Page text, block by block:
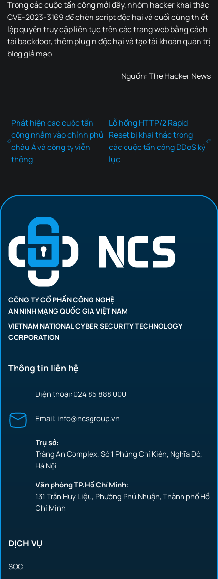
Trong các cuộc tấn công mới đây, nhóm hacker khai thác
CVE-2023-3169 để chèn script độc hại và cuối cùng thiết
lập quyền truy cập liên tục trên các trang web bằng cách
tải backdoor, thêm plugin độc hại và tạo tài khoản quản trị
blog giả mạo.
Nguồn:The Hacker News
Phát hiện các cuộc tấn
công nhắm vào chính phủ
châu Á và công ty viễn
thông
Lỗ hổng HTTP/2 Rapid
Reset bị khai thác trong
các cuộc tấn công DDoS kỷ
lục
CÔNG TY CỔ PHẦN CÔNG NGHỆ
AN NINH MẠNG QUỐC GIA VIỆT NAM
VIETNAM NATIONAL CYBER SECURITY TECHNOLOGY
CORPORATION
Thông tin liên hệ
Điện thoại: 024 85 888 000
Email: info@ncsgroup.vn
Trụ sở:
Tràng An Complex, Số 1 Phùng Chí Kiên, Nghĩa Đô,
Hà Nội
Văn phòng TP.Hồ Chí Minh:
131 Trần Huy Liệu, Phường Phú Nhuận, Thành phố Hồ
Chí Minh
DỊCH VỤ
SOC